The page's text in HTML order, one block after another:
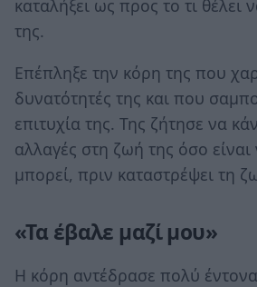
καταλήξει ως προς το τι θέλει
της.
Επέπληξε την κόρη της που
δυνατότητές της και που
επιτυχία της. Της ζήτησε να
αλλαγές στη ζωή της όσο είναι
μπορεί, πριν καταστρέψει τη
«Τα έβαλε μαζί μου»
Η κόρη αντέδρασε πολύ